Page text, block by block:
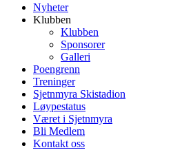
Nyheter
Klubben
Klubben
Sponsorer
Galleri
Poengrenn
Treninger
Sjetnmyra Skistadion
Løypestatus
Været i Sjetnmyra
Bli Medlem
Kontakt oss